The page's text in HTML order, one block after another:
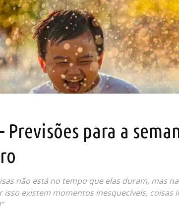
Previsões para a
não está no tempo que elas duram, mas
isso existem momentos inesquecíveis, coisas